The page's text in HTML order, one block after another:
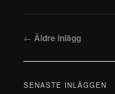
Inläggsnavigering
← Äldre inlägg
SENASTE INLÄGGEN